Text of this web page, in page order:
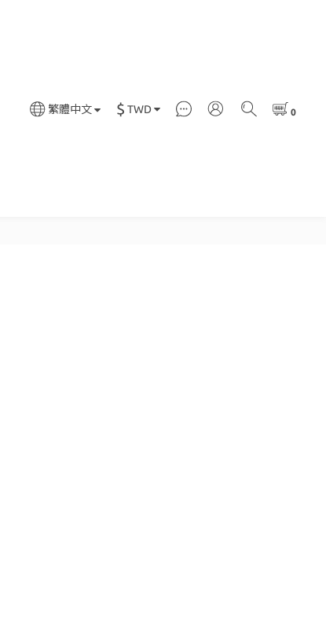
繁體中文 $ TWD